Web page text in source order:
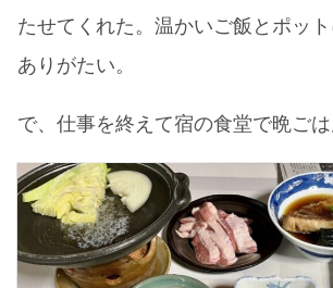
たせてくれた。温かいご飯とポッ
ありがたい。
で、仕事を終えて宿の食堂で晩ごは